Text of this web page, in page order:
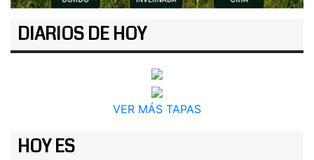
DIARIOS DE HOY
VER MÁS TAPAS
HOY ES